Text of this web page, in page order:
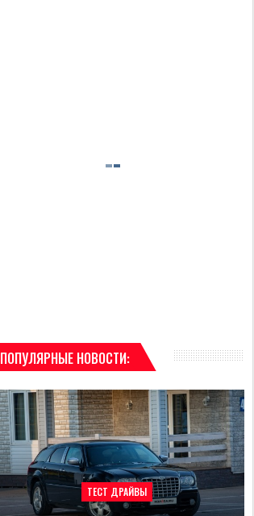
ПОПУЛЯРНЫЕ НОВОСТИ:
ТЕСТ ДРАЙВЫ